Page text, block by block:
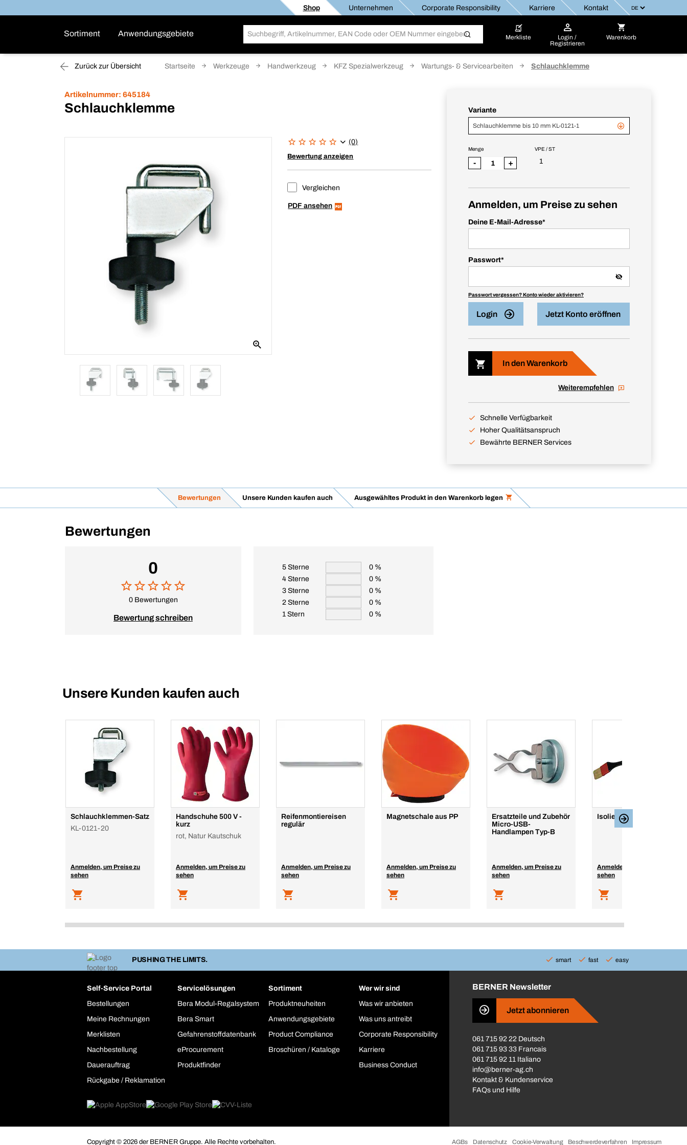
Shop Unternehmen Corporate Responsibility Karriere Kontakt
Sortiment Anwendungsgebiete Merkliste
Login /
Registrieren
Warenkorb
Zurück zur Übersicht Startseite Werkzeuge Handwerkzeug KFZ Spezialwerkzeug Wartungs- & Servicearbeiten Schlauchklemme
Artikelnummer: 645184
Schlauchklemme
(0)
Bewertung anzeigen
Vergleichen
PDF ansehen
Variante
Schlauchklemme bis 10 mm KL-0121-1
VPE / ST
1
Menge
- +
Anmelden, um Preise zu sehen
Deine E-Mail-Adresse*
Passwort*
Passwort vergessen? Konto wieder aktivieren?
Login Jetzt Konto eröffnen
In den Warenkorb
Weiterempfehlen
Schnelle Verfügbarkeit
Hoher Qualitätsanspruch
Bewährte BERNER Services
Bewertungen Unsere Kunden kaufen auch Ausgewähltes Produkt in den Warenkorb legen
Bewertungen
0
0 Bewertungen
Bewertung schreiben
5 Sterne
0 %
4 Sterne
0 %
3 Sterne
0 %
2 Sterne
0 %
1 Stern
0 %
Unsere Kunden kaufen auch
Schlauchklemmen-Satz
KL-0121-20
Anmelden, um Preise zu
sehen
Handschuhe 500 V -
kurz
rot, Natur Kautschuk
Anmelden, um Preise zu
sehen
Reifenmontiereisen
regulär
Anmelden, um Preise zu
sehen
Magnetschale aus PP
Anmelden, um Preise zu
sehen
Ersatzteile und Zubehör
Micro-USB-
Handlampen Typ-B
Anmelden, um Preise zu
sehen
Isolierte Bürste
Anmelden, um Preise zu
sehen
PUSHING THE LIMITS. smart fast easy
Self-Service Portal
Bestellungen
Meine Rechnungen
Merklisten
Nachbestellung
Dauerauftrag
Rückgabe / Reklamation
Servicelösungen
Bera Modul-Regalsystem
Bera Smart
Gefahrenstoffdatenbank
eProcurement
Produktfinder
Sortiment
Produktneuheiten
Anwendungsgebiete
Product Compliance
Broschüren / Kataloge
Wer wir sind
Was wir anbieten
Was uns antreibt
Corporate Responsibility
Karriere
Business Conduct
BERNER Newsletter
Jetzt abonnieren
061 715 92 22 Deutsch
061 715 93 33 Francais
061 715 92 11 Italiano
info@berner-ag.ch
Kontakt & Kundenservice
FAQs und Hilfe
Copyright © 2026 der BERNER Gruppe. Alle Rechte vorbehalten. AGBs Datenschutz Cookie-Verwaltung Beschwerdeverfahren Impressum